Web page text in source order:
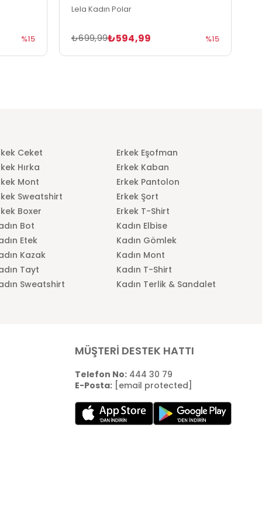
%15
Lela Kadın Polar
₺594,99
₺699,99 %15
Ceket
Erkek Eşofman
Hırka
Erkek Kaban
Mont
Erkek Pantolon
Sweatshirt
Erkek Şort
Boxer
Erkek T-Shirt
Bot
Kadın Elbise
Etek
Kadın Gömlek
Kazak
Kadın Mont
Tayt
Kadın T-Shirt
Sweatshirt
Kadın Terlik & Sandalet
MÜŞTERİ DESTEK HATTI
Telefon No:444 30 79
E-Posta: [email protected]